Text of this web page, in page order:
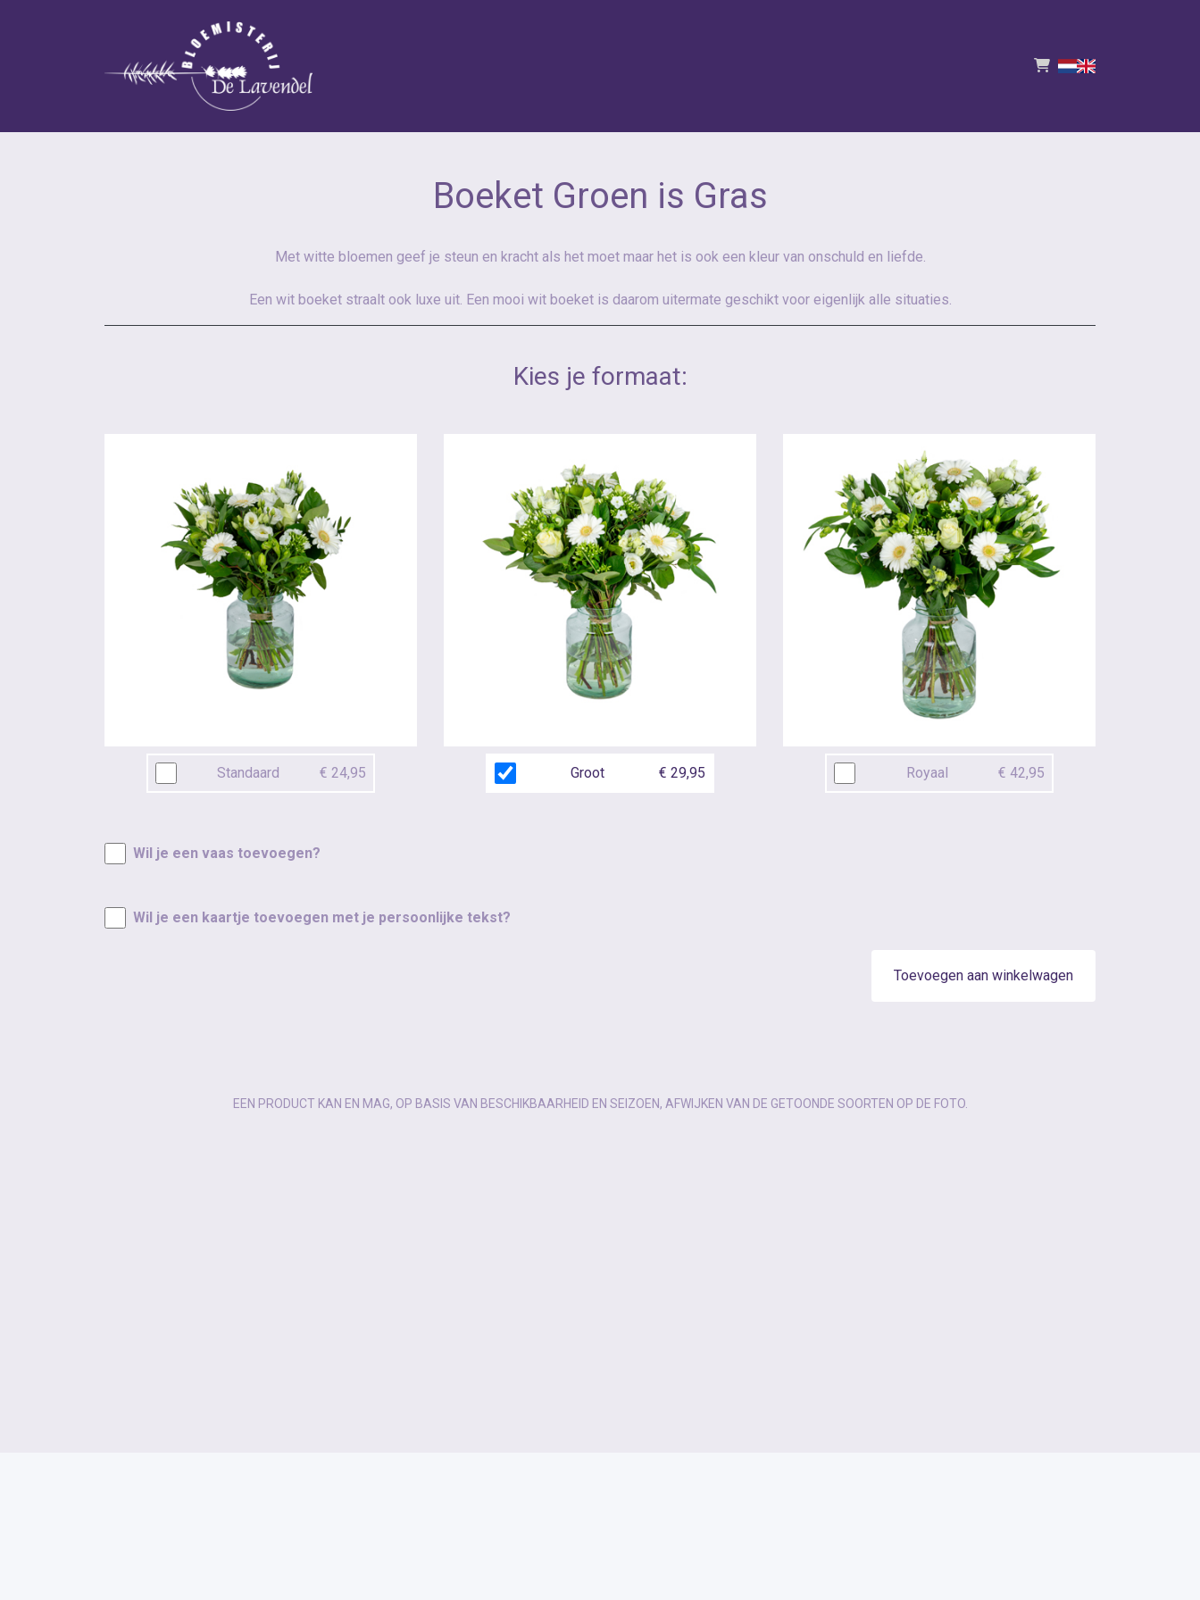
Boeket Groen is Gras
Met witte bloemen geef je steun en kracht als het moet maar het is ook een kleur van onschuld en liefde.
Een wit boeket straalt ook luxe uit. Een mooi wit boeket is daarom uitermate geschikt voor eigenlijk alle situaties.
Kies je formaat:
Standaard € 24,95 Groot € 29,95 Royaal € 42,95
Wil je een vaas toevoegen?
Wil je een kaartje toevoegen met je persoonlijke tekst?
Toevoegen aan winkelwagen
EEN PRODUCT KAN EN MAG, OP BASIS VAN BESCHIKBAARHEID EN SEIZOEN, AFWIJKEN VAN DE GETOONDE SOORTEN OP DE FOTO.